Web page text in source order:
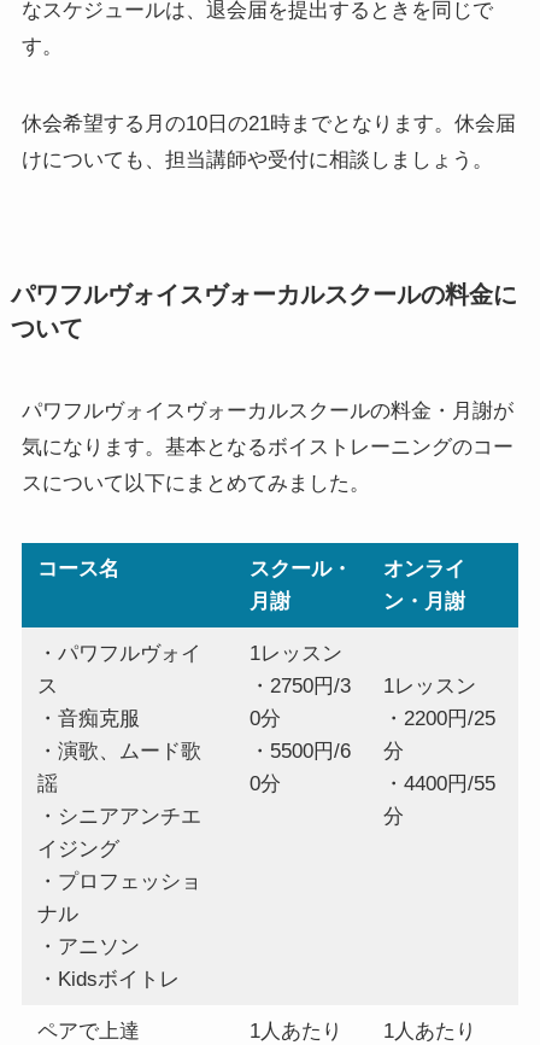
なスケジュールは、退会届を提出するときを同じで
す。
休会希望する月の10日の21時までとなります。休会届
けについても、担当講師や受付に相談しましょう。
パワフルヴォイスヴォーカルスクールの料金に
ついて
パワフルヴォイスヴォーカルスクールの料金・月謝が
気になります。基本となるボイストレーニングのコー
スについて以下にまとめてみました。
コース名
スクール・
月謝
オンライ
ン・月謝
・パワフルヴォイ
ス
・音痴克服
・演歌、ムード歌
謡
・シニアアンチエ
イジング
・プロフェッショ
ナル
・アニソン
・Kidsボイトレ
1レッスン
・2750円/3
0分
・5500円/6
0分
1レッスン
・2200円/25
分
・4400円/55
分
ペアで上達
1人あたり
1人あたり